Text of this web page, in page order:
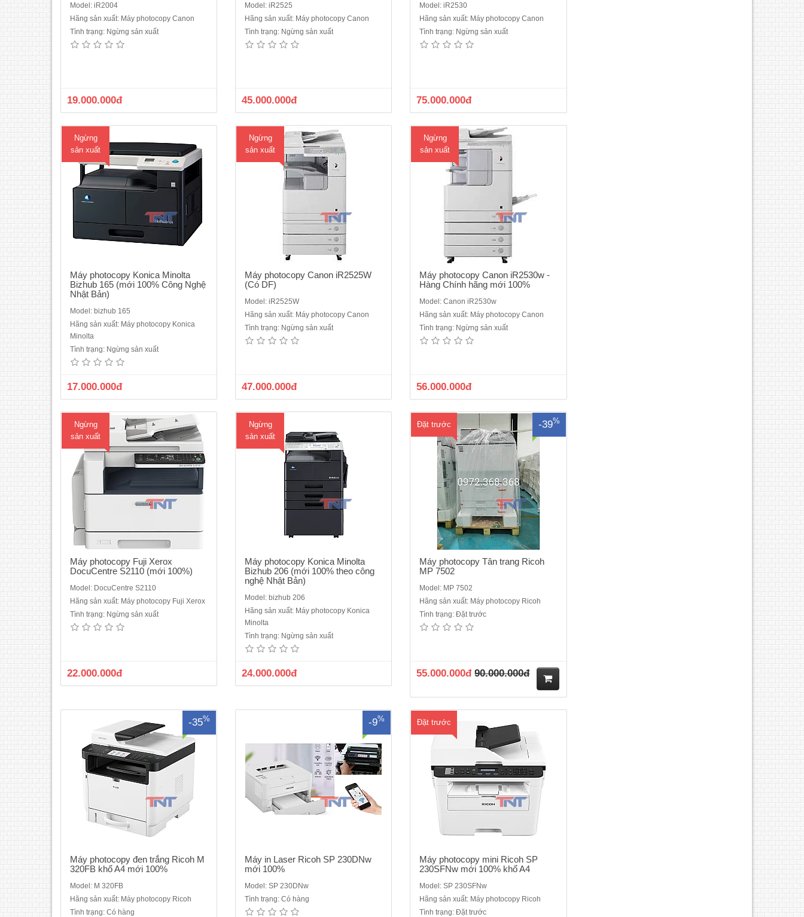
Model: iR2004
Hãng sản xuất: Máy photocopy Canon
Tình trạng: Ngừng sản xuất
19.000.000đ
Model: iR2525
Hãng sản xuất: Máy photocopy Canon
Tình trạng: Ngừng sản xuất
45.000.000đ
Model: iR2530
Hãng sản xuất: Máy photocopy Canon
Tình trạng: Ngừng sản xuất
75.000.000đ
Ngừng
sản xuất
Konica Minolta thông báo về việc đưa ra
Scan với giao diện đơn giản, dễ sử dụng,
Máy photocopy Konica Minolta
Bizhub 165 (mới 100% Công Nghệ
Nhật Bản)
Model: bizhub 165
Hãng sản xuất: Máy photocopy Konica
Minolta
Tình trạng: Ngừng sản xuất
17.000.000đ
Ngừng
sản xuất
Máy photocopy Canon iR2525W là
ứng Tiếng Việt.Sao chụp liên tục từ 01 -
Máy photocopy Canon iR2525W
(Có DF)
Model: iR2525W
Hãng sản xuất: Máy photocopy Canon
Tình trạng: Ngừng sản xuất
47.000.000đ
Ngừng
sản xuất
Máy photocopy Canon iR2530w Model
đảo bản sao (Dupplex Unit) : Có Sẵn.Bộ
Máy photocopy Canon iR2530w -
Hàng Chính hãng mới 100%
Model: Canon iR2530w
Hãng sản xuất: Máy photocopy Canon
Tình trạng: Ngừng sản xuất
56.000.000đ
Ngừng
sản xuất
Máy photocopy Fuji Xerox DocuCentre
S2110+ DADF + Duplex (Copy/in mạng/
Scan USB/ADF/Duplex)Loại máy: Máy
photocopy trắng đenChức năng chuẩn:
đa 21 trang/phút (A4)Khổ giấy: tối đa
Máy photocopy Fuji Xerox
DocuCentre S2110 (mới 100%)
Model: DocuCentre S2110
Hãng sản xuất: Máy photocopy Fuji Xerox
Tình trạng: Ngừng sản xuất
22.000.000đ
Ngừng
sản xuất
Máy photocopy Konica Minolta bizhub
206 ( mới 100% theo công nghệ Nhật
+ MK749 màn hình đk)Chức năng chính:
Máy photocopy Konica Minolta
Bizhub 206 (mới 100% theo công
nghệ Nhật Bản)
Model: bizhub 206
Hãng sản xuất: Máy photocopy Konica
Minolta
Tình trạng: Ngừng sản xuất
24.000.000đ
Đặt trước -39%
Máy Photocopy Tân trang Ricoh MP
7502 máy renew máy cao cấp cho văn
mới chính hãng, nhưng tiết kiệm được chi
Máy photocopy Tân trang Ricoh
MP 7502
Model: MP 7502
Hãng sản xuất: Máy photocopy Ricoh
Tình trạng: Đặt trước
55.000.000đ 90.000.000đ
ng
-35%
Máy Photocopy đen trắng Ricoh M
LCD 4.3" Cảm ứng- Độ phân giải: 1200 x
Máy photocopy đen trắng Ricoh M
320FB khổ A4 mới 100%
Model: M 320FB
Hãng sản xuất: Máy photocopy Ricoh
Tình trạng: Có hàng
-9%
100% - in đảo mặt tự động- Máy in Laser
đơn sắc, A4/letter, in đảo mặt tự động-
phút (Letter)- Bộ xử lý (CPU): 600Mhz- Bộ
Máy in Laser Ricoh SP 230DNw
mới 100%
Model: SP 230DNw
Tình trạng: Có hàng
Đặt trước
Máy Photocopy mini Ricoh SP 230SFNw
copy, scan , fax- Máy in Laser đơn sắc,
A4/letter, in đảo mặt tự động, Photocopy
Máy photocopy mini Ricoh SP
230SFNw mới 100% khổ A4
Model: SP 230SFNw
Hãng sản xuất: Máy photocopy Ricoh
Tình trạng: Đặt trước